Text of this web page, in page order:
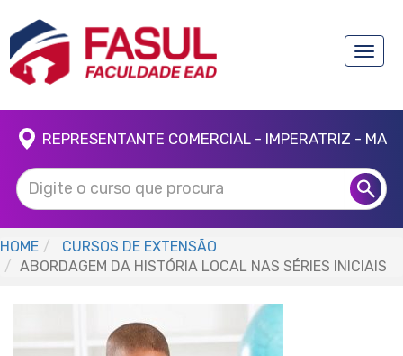
Toggle
REPRESENTANTE COMERCIAL - IMPERATRIZ - MA
HOME
CURSOS DE EXTENSÃO
ABORDAGEM DA HISTÓRIA LOCAL NAS SÉRIES INICIAIS